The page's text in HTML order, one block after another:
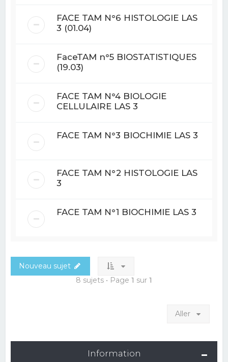
FACE TAM N°6 HISTOLOGIE LAS
3 (01.04)
FaceTAM n°5 BIOSTATISTIQUES
(19.03)
FACE TAM N°4 BIOLOGIE
CELLULAIRE LAS 3
FACE TAM N°3 BIOCHIMIE LAS 3
FACE TAM N°2 HISTOLOGIE LAS
3
FACE TAM N°1 BIOCHIMIE LAS 3
Nouveau sujet
8 sujets • Page 1 sur 1
Aller
Information